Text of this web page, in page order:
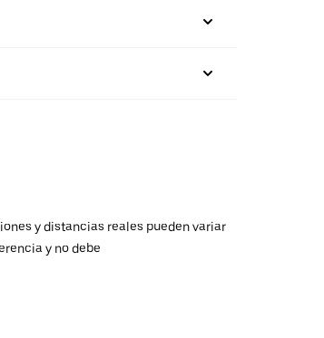
y distancias reales pueden variar
y no debe